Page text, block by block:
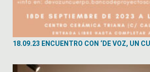
18.09.23 ENCUENTRO CON ‘DE VOZ, UN